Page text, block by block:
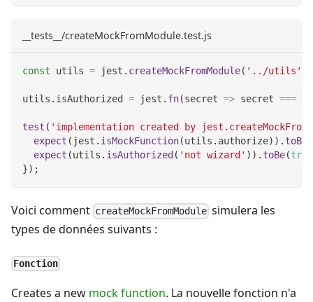
__tests__/createMockFromModule.test.js
const utils = jest . createMockFromModule( '../utils'
utils . isAuthorized = jest . fn(secret => secret ===
test ( 'implementation created by
expect ( jest . isMockFunction(utils . authorize) ) . toBe
expect (utils . isAuthorized ( 'not wizard' ) ) . toBe(true
}) ;
Voici comment createMockFromModule simulera les
types de données suivants :
Fonction
Creates a new mock function. La nouvelle fonction n'a